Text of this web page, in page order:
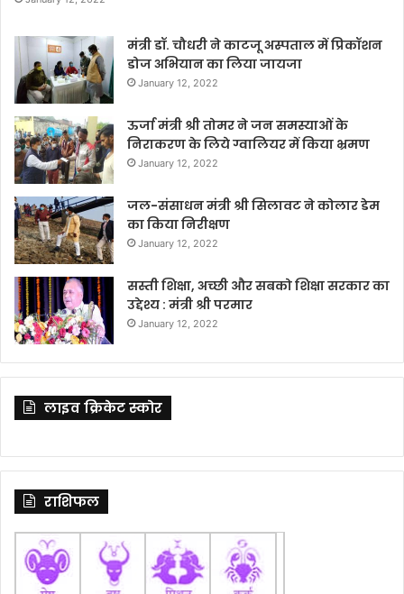
मंत्री डॉ. चौधरी ने काटजू अस्पताल में प्रिकॉशन
डोज अभियान का लिया जायजा
January 12, 2022
ऊर्जा मंत्री श्री तोमर ने जन समस्याओं के
निराकरण के लिये ग्वालियर में किया भ्रमण
January 12, 2022
जल-संसाधन मंत्री श्री सिलावट ने कोलार डेम
का किया निरीक्षण
January 12, 2022
सस्ती शिक्षा, अच्छी और सबको शिक्षा सरकार का
उद्देश्य : मंत्री श्री परमार
January 12, 2022
लाइव क्रिकेट स्कोर
राशिफल